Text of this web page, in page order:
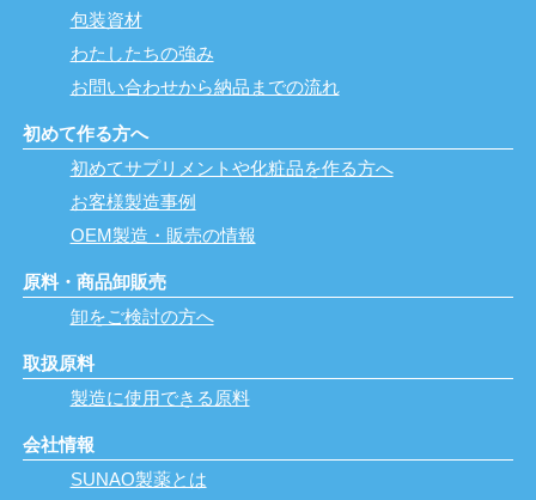
包装資材
わたしたちの強み
お問い合わせから納品までの流れ
初めて作る方へ
初めてサプリメントや化粧品を作る方へ
お客様製造事例
OEM製造・販売の情報
原料・商品卸販売
卸をご検討の方へ
取扱原料
製造に使用できる原料
会社情報
SUNAO製薬とは